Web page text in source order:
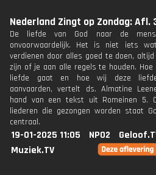
Nederland Zingt op Zondag: Afl.
De liefde van God naar de
onvoorwaardelijk. Het is niet iets
verdienen door alles goed te doen,
zijn of je aan alle regels te houden. Hoe
liefde gaat en hoe wij deze
aanvaarden, vertelt ds. Almatine
hand van een tekst uit Romeinen 5.
liederen die gezongen worden staat
centraal.
19-01-2025 11:05 NPO2
Muziek.TV